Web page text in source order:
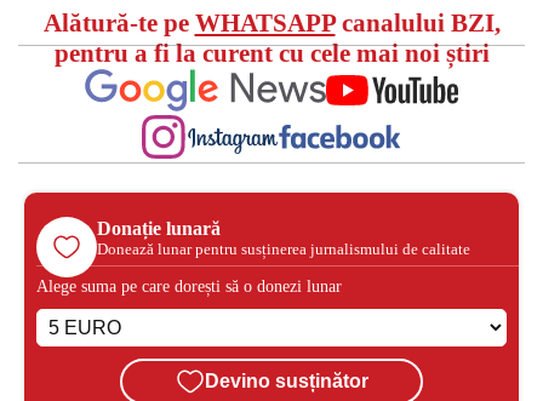
Alătură-te pe WHATSAPPcanalului BZI,
pentru a fi la curent cu cele mai noi știri
Donație lunară
Donează lunar pentru susținerea jurnalismului de calitate
Alege suma pe care dorești să o donezi lunar
Devino susținător